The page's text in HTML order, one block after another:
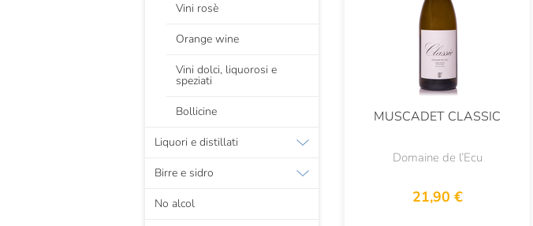
Vini rosè
Orange wine
Vini dolci, liquorosi e
speziati
Bollicine
Liquori e distillati
Birre e sidro
No alcol
MUSCADET CLASSIC
Domaine de l’Ecu
21,90 €